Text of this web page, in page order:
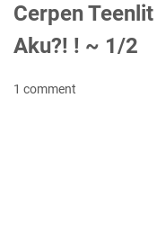
Cerpen
Aku?! ! ~ 1/2
1 comment